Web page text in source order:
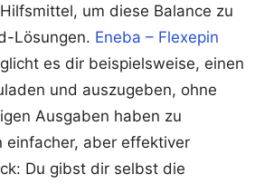
um diese Balance zu
Lösungen. Eneba – Flexepin
es dir beispielsweise, einen
und auszugeben, ohne
Ausgaben haben zu
einfacher, aber effektiver
Du gibst dir selbst die